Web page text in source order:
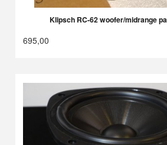
Klipsch RC-62 woofer/midrange
695,00